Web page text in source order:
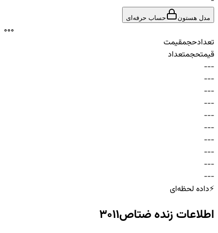
مدل هستون حساب حرفه‌ای
000
تعدادحجمقیمت
قیمتحجمتعداد
-
-
-
-
-
-
-
-
-
-
-
-
-
-
-
-
-
-
-
-
-
-
-
-
-
-
-
-
-
-
⚡داده لحظه‌ای
اطلاعات زندهضتاص3011